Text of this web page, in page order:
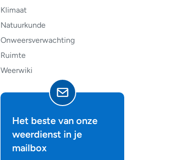
Klimaat
Natuurkunde
Onweersverwachting
Ruimte
Weerwiki
Het beste van onze
weerdienst in je
mailbox